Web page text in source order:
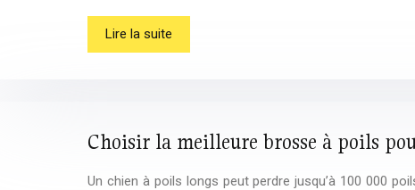
Lire la suite
Choisir la meilleure brosse à poils
Un chien à poils longs peut perdre jusqu’à 100 000